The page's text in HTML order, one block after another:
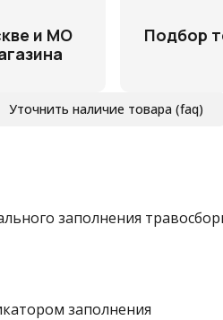
и МО
Подбор
Уточнить наличие товара (faq)
заполнения
заполнения